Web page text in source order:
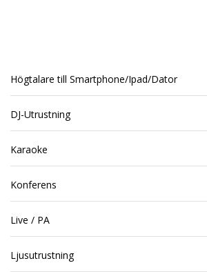
Högtalare till Smartphone/Ipad/Dator
DJ-Utrustning
Karaoke
Konferens
Live / PA
Ljusutrustning